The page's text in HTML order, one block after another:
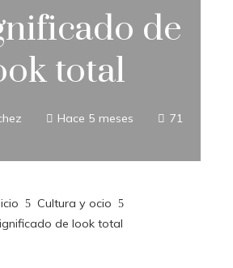
de
total
Hace 5 meses 71
Cultura y ocio
de look total